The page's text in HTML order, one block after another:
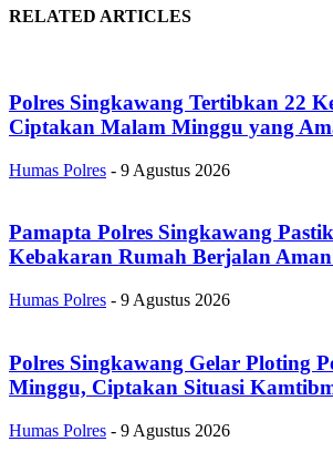
RELATED ARTICLES
Polres Singkawang Tertibkan 22
Ciptakan Malam Minggu yang
Humas Polres - 9 Agustus 2026
Pamapta Polres Singkawang
Kebakaran Rumah Berjalan
Humas Polres - 9 Agustus 2026
Polres Singkawang Gelar Ploting
Minggu, Ciptakan Situasi
Humas Polres - 9 Agustus 2026